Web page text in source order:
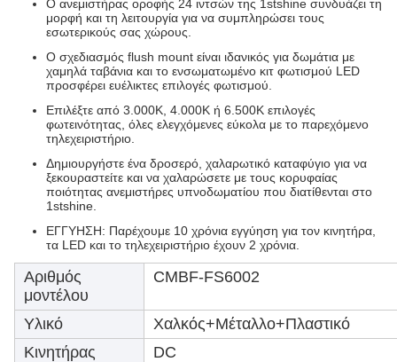
Ο ανεμιστήρας οροφής 24 ιντσών της 1stshine συνδυάζει τη
μορφή και τη λειτουργία για να συμπληρώσει τους
εσωτερικούς σας χώρους.
Ο σχεδιασμός flush mount είναι ιδανικός για δωμάτια με
χαμηλά ταβάνια και το ενσωματωμένο κιτ φωτισμού LED
προσφέρει ευέλικτες επιλογές φωτισμού.
Επιλέξτε από 3.000K, 4.000K ή 6.500K επιλογές
φωτεινότητας, όλες ελεγχόμενες εύκολα με το παρεχόμενο
τηλεχειριστήριο.
Δημιουργήστε ένα δροσερό, χαλαρωτικό καταφύγιο για να
ξεκουραστείτε και να χαλαρώσετε με τους κορυφαίας
ποιότητας ανεμιστήρες υπνοδωματίου που διατίθενται στο
1stshine.
ΕΓΓΥΗΣΗ: Παρέχουμε 10 χρόνια εγγύηση για τον κινητήρα,
τα LED και το τηλεχειριστήριο έχουν 2 χρόνια.
Αριθμός
μοντέλου
CMBF-FS6002
Υλικό
Χαλκός+Μέταλλο+Πλαστικό
Κινητήρας
DC